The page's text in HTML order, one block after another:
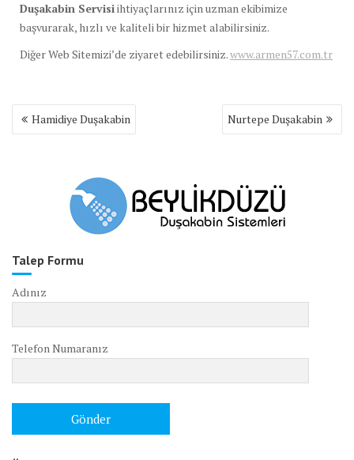
Duşakabin Servisiihtiyaçlarınız için uzman ekibimize
başvurarak, hızlı ve kaliteli bir hizmet alabilirsiniz.
Diğer Web Sitemizi’de ziyaret edebilirsiniz.www.armen57.com.tr
Yazı
gezinmesi
Hamidiye Duşakabin Nurtepe Duşakabin
Talep Formu
Adınız
Telefon Numaranız